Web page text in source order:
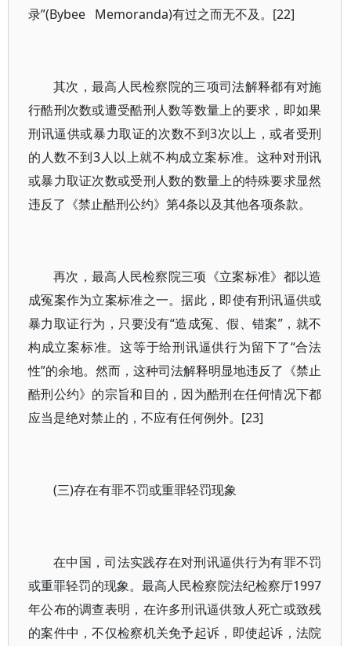
录”(Bybee Memoranda)有过之而无不及。[22]
其次，最高人民检察院的三项司法解释都有对施
行酷刑次数或遭受酷刑人数等数量上的要求，即如果
刑讯逼供或暴力取证的次数不到3次以上，或者受刑
的人数不到3人以上就不构成立案标准。这种对刑讯
或暴力取证次数或受刑人数的数量上的特殊要求显然
违反了《禁止酷刑公约》第4条以及其他各项条款。
再次，最高人民检察院三项《立案标准》都以造
成冤案作为立案标准之一。据此，即使有刑讯逼供或
暴力取证行为，只要没有“造成冤、假、错案”，就不
构成立案标准。这等于给刑讯逼供行为留下了“合法
性”的余地。然而，这种司法解释明显地违反了《禁止
酷刑公约》的宗旨和目的，因为酷刑在任何情况下都
应当是绝对禁止的，不应有任何例外。[23]
(三)存在有罪不罚或重罪轻罚现象
在中国，司法实践存在对刑讯逼供行为有罪不罚
或重罪轻罚的现象。最高人民检察院法纪检察厅1997
年公布的调查表明，在许多刑讯逼供致人死亡或致残
的案件中，不仅检察机关免予起诉，即使起诉，法院